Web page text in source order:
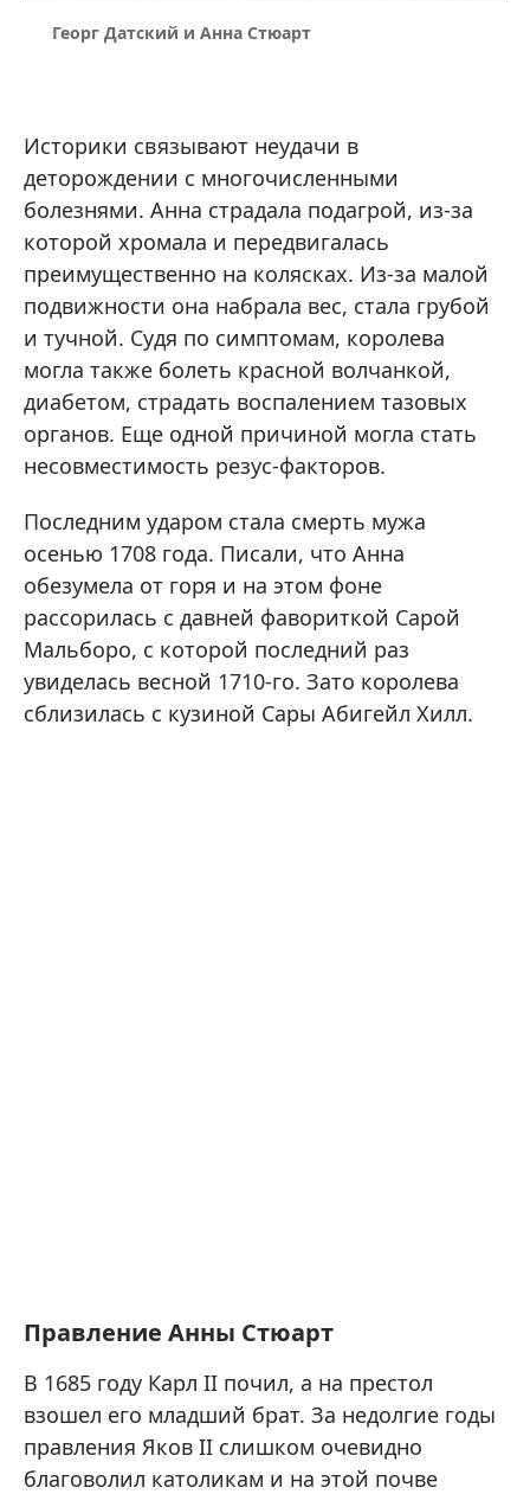
Георг Датский и Анна Стюарт
Историки связывают неудачи в
деторождении с многочисленными
болезнями. Анна страдала подагрой, из-за
которой хромала и передвигалась
преимущественно на колясках. Из-за малой
подвижности она набрала вес, стала грубой
и тучной. Судя по симптомам, королева
могла также болеть красной волчанкой,
диабетом, страдать воспалением тазовых
органов. Еще одной причиной могла стать
несовместимость резус-факторов.
Последним ударом стала смерть мужа
осенью 1708 года. Писали, что Анна
обезумела от горя и на этом фоне
рассорилась с давней фавориткой Сарой
Мальборо, с которой последний раз
увиделась весной 1710-го. Зато королева
сблизилась с кузиной Сары Абигейл Хилл.
Правление Анны Стюарт
В 1685 году Карл II почил, а на престол
взошел его младший брат. За недолгие годы
правления Яков II слишком очевидно
благоволил католикам и на этой почве